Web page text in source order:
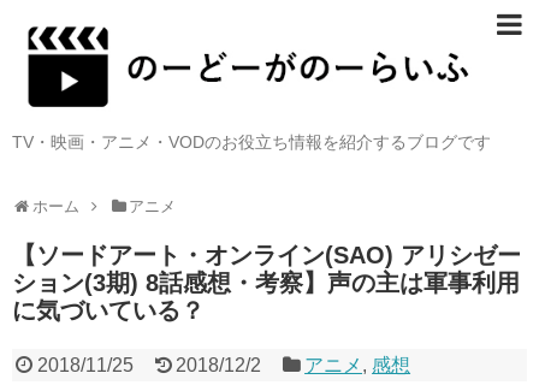
TV・映画・アニメ・VODのお役立ち情報を紹介するブログです
ホーム アニメ
【ソードアート・オンライン(SAO) アリシゼー
ション(3期) 8話感想・考察】声の主は軍事利用
に気づいている？
2018/11/25 2018/12/2 アニメ ,感想